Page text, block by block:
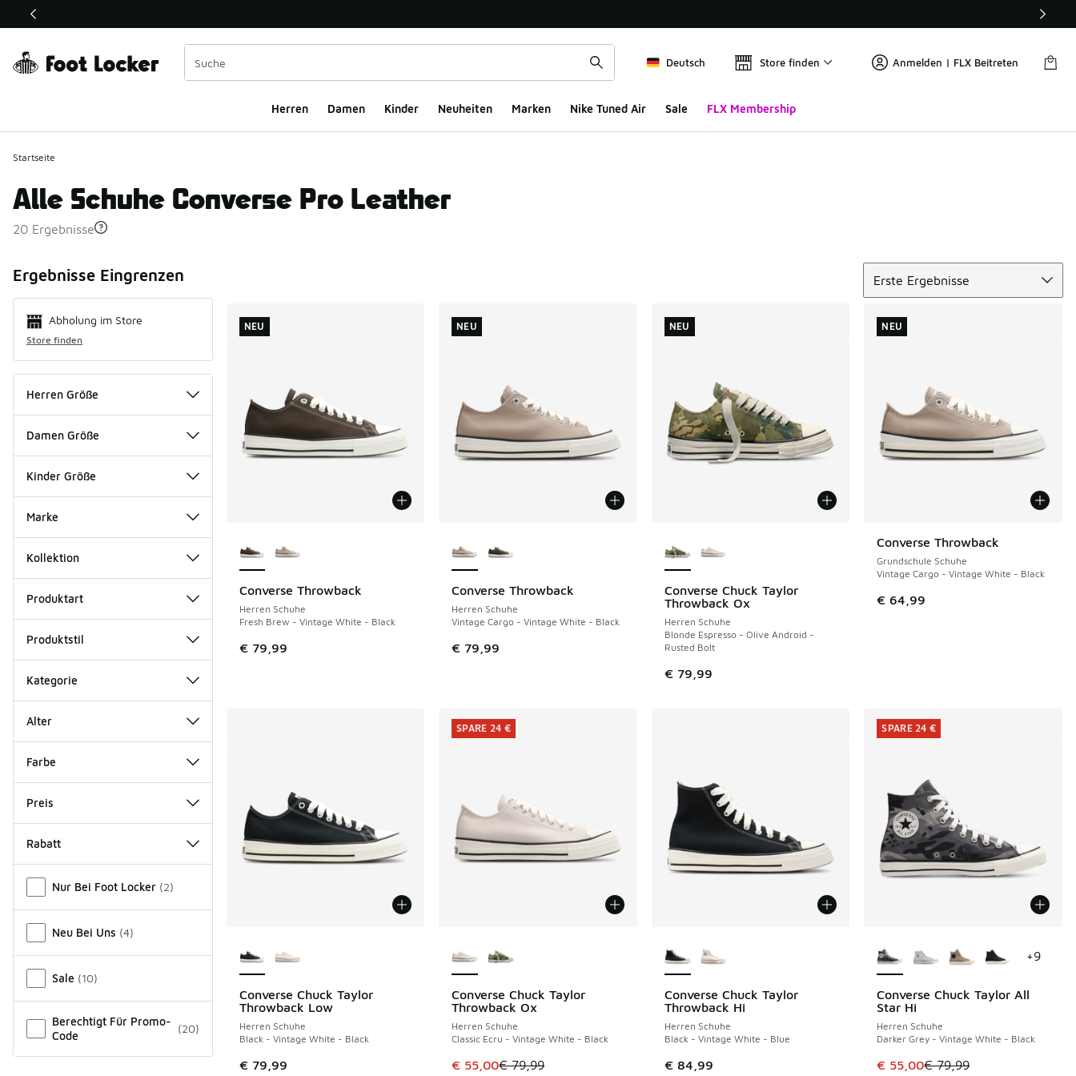
Dieser Link öffnet sich in einem neuen Fenster
Deutsch Store finden Anmelden | FLX Beitreten
Herren Damen Kinder Neuheiten Marken Nike Tuned Air Sale FLX Membership
Startseite
Alle Schuhe Converse Pro Leather
20 Ergebnisse
Ergebnisse Eingrenzen
Abholung im Store
Store finden
Herren Größe
Damen Größe
Kinder Größe
Marke
Kollektion
Produktart
Produktstil
Kategorie
Alter
Farbe
Preis
Rabatt
Nur Bei Foot Locker (2)
Neu Bei Uns (4)
Sale (10)
Berechtigt Für Promo-
Code
(20)
Erste Ergebnisse
Converse Throwback
Herren Schuhe
Fresh Brew - Vintage White - Black
€ 79,99
NEU
NEU
Converse Throwback
Herren Schuhe
Vintage Cargo - Vintage White - Black
€ 79,99
NEU
NEU
Converse Chuck Taylor
Throwback Ox
Herren Schuhe
Blonde Espresso - Olive Android -
Rusted Bolt
€ 79,99
NEU
NEU
Converse Throwback
Grundschule Schuhe
Vintage Cargo - Vintage White - Black
€ 64,99
NEU
NEU
Converse Chuck Taylor
Throwback Low
Herren Schuhe
Black - Vintage White - Black
€ 79,99
Converse Chuck Taylor
Throwback Ox
Herren Schuhe
Classic Ecru - Vintage White - Black
Dieser Artikel ist im Sale. Der Preis ist von € 79,99 auf € 55,00 gefallen
€ 55,00€ 79,99
SPARE 24 €
SPARE 24 €
Converse Chuck Taylor
Throwback Hi
Herren Schuhe
Black - Vintage White - Blue
€ 84,99
Converse Chuck Taylor All
Star Hi
Herren Schuhe
Darker Grey - Vintage White - Black
Dieser Artikel ist im Sale. Der
€ 55,00€ 79,99
SPARE 24 €
+9
SPARE 24 €